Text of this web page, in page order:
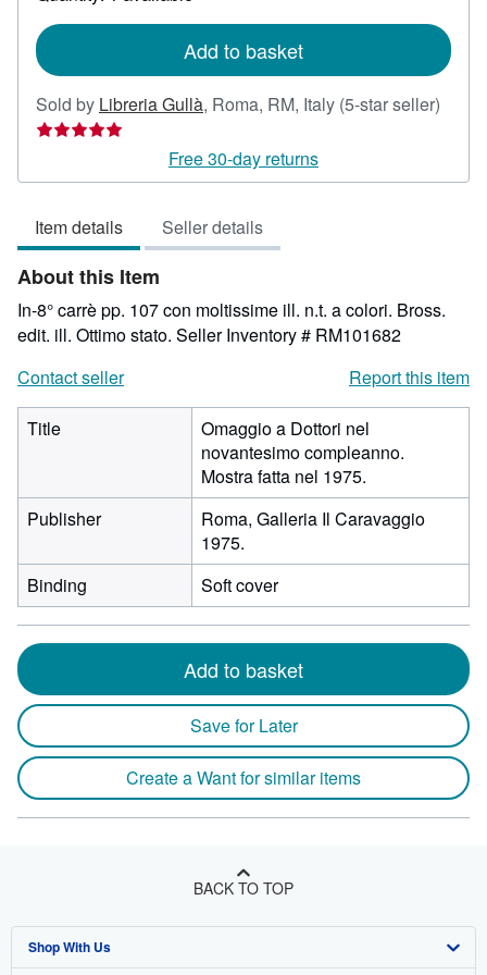
Add to basket
Sold by Libreria Gullà, Roma, RM, Italy (5-star seller)
out
Free 30-day returns
Item details Seller details
About this Item
In-8° carrè pp. 107 con moltissime ill. n.t. a colori. Bross.
edit. ill. Ottimo stato. Seller Inventory # RM101682
Contact seller
Report this item
Title
Omaggio a Dottori nel
novantesimo compleanno.
Mostra fatta nel 1975.
Publisher
Roma, Galleria Il Caravaggio
1975.
Binding
Soft cover
Add to basket
Save for Later
Create a Want for similar items
BACK TO TOP
Shop With Us